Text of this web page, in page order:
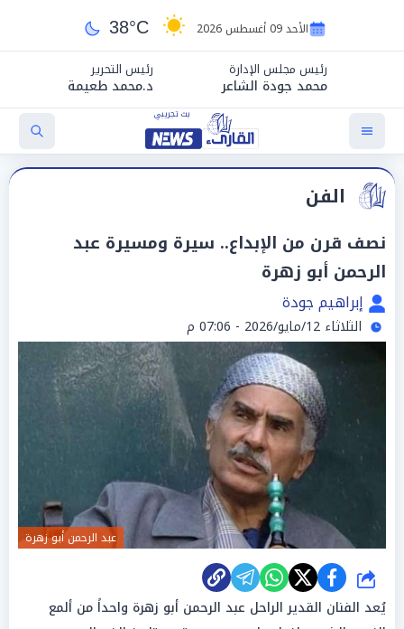
الأحد 09 أغسطس 2026 38°C
رئيس مجلس الإدارة
محمد جودة الشاعر
رئيس التحرير
د.محمد طعيمة
الفن
نصف قرن من الإبداع.. سيرة ومسيرة عبد
الرحمن أبو زهرة
إبراهيم جودة
الثلاثاء 12/مايو/2026 - 07:06 م
عبد الرحمن أبو زهرة
شارك
يُعد الفنان القدير الراحل عبد الرحمن أبو زهرة واحداً من ألمع